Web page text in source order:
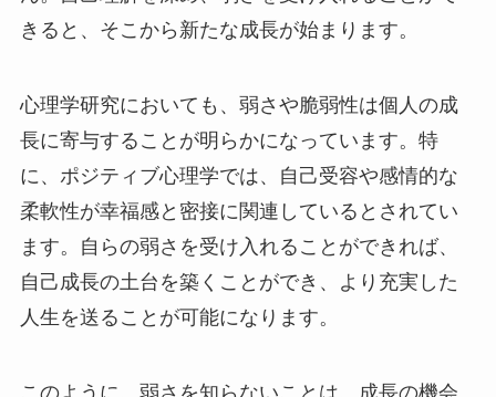
きると、そこから新たな成長が始まります。
心理学研究においても、弱さや脆弱性は個人の成
長に寄与することが明らかになっています。特
に、ポジティブ心理学では、自己受容や感情的な
柔軟性が幸福感と密接に関連しているとされてい
ます。自らの弱さを受け入れることができれば、
自己成長の土台を築くことができ、より充実した
人生を送ることが可能になります。
このように、弱さを知らないことは、成長の機会